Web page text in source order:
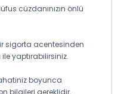
cüzdanınızın önlü
sigorta acentesinden
yaptırabilirsiniz.
boyunca